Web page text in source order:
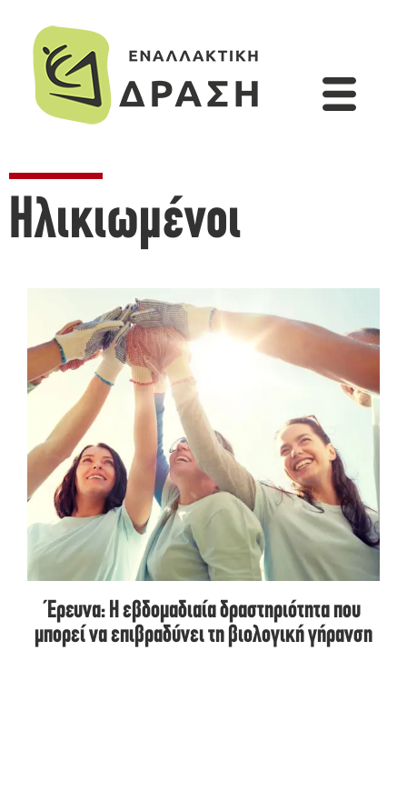
Ηλικιωμένοι
Έρευνα: Η εβδομαδιαία δραστηριότητα που
μπορεί να επιβραδύνει τη βιολογική γήρανση